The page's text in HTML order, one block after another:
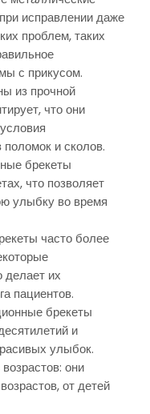
исправлении даже
проблем, таких
с прикусом.
из прочной
что они
поломок и сколов.
брекеты
что позволяет
улыбку во время
часто более
делает их
пациентов.
брекеты
и
улыбок.
они
от детей